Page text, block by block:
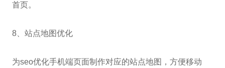
首页。
8、站点地图优化
为seo优化手机端页面制作对应的站点地图，方便移动